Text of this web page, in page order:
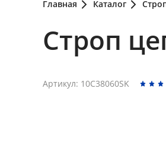
Главная Каталог
Строп
Артикул: 10C38060SK